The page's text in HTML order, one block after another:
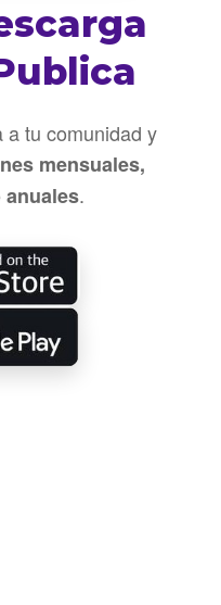
a tu comunidad y
mensuales,
anuales.